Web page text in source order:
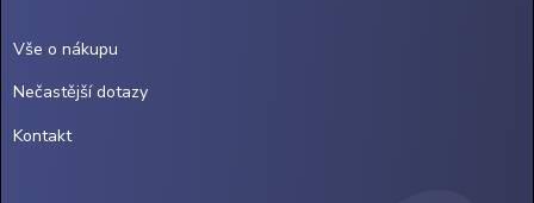
Vše o nákupu
Nečastější dotazy
Kontakt